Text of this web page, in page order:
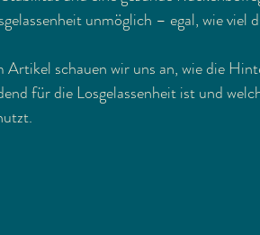
unmöglich – egal, wie viel
Artikel schauen wir uns an, wie die
für die Losgelassenheit ist und